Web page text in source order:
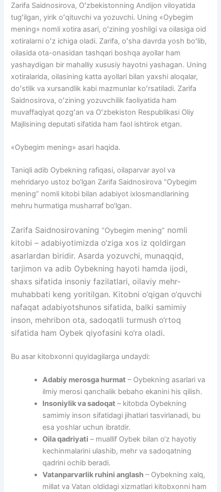
Zarifa Saidnosirova, Oʻzbekistonning Andijon viloyatida
tugʻilgan, yirik oʻqituvchi va yozuvchi. Uning «Oybegim
mening» nomli xotira asari, oʻzining yoshligi va oilasiga oid
xotiralarni oʻz ichiga oladi. Zarifa, oʻsha davrda yosh boʻlib,
oilasida ota-onasidan tashqari boshqa ayollar ham
yashaydigan bir mahalliy xususiy hayotni yashagan. Uning
xotiralarida, oilasining katta ayollari bilan yaxshi aloqalar,
doʻstlik va xursandlik kabi mazmunlar koʻrsatiladi. Zarifa
Saidnosirova, oʻzining yozuvchilik faoliyatida ham
muvaffaqiyat qozgʻan va Oʻzbekiston Respublikasi Oliy
Majlisining deputati sifatida ham faol ishtirok etgan.
«Oybegim mening» asari haqida.
Taniqli adib Oybekning rafiqasi, oilaparvar ayol va
mehridaryo ustoz bo‘lgan Zarifa Saidnosirova “Oybegim
mening” nomli kitobi bilan adabiyot ixlosmandlarining
mehru hurmatiga musharraf bo‘lgan.
Zarifa Saidnosirovaning“Oybegim mening” nomli
kitobi – adabiyotimizda o‘ziga xos iz qoldirgan
asarlardan biridir. Asarda yozuvchi, munaqqid,
tarjimon va adib Oybekning hayoti hamda ijodi,
shaxs sifatida insoniy fazilatlari, oilaviy mehr-
muhabbati keng yoritilgan. Kitobni o‘qigan o‘quvchi
nafaqat adabiyotshunos sifatida, balki samimiy
inson, mehribon ota, sadoqatli turmush o‘rtoq
sifatida ham Oybek qiyofasini ko‘ra oladi.
Bu asar kitobxonni quyidagilarga undaydi:
Adabiy merosga hurmat – Oybekning asarlari va
ilmiy merosi qanchalik bebaho ekanini his qilish.
Insoniylik va sadoqat – kitobda Oybekning
samimiy inson sifatidagi jihatlari tasvirlanadi, bu
esa yoshlar uchun ibratdir.
Oila qadriyati – muallif Oybek bilan o‘z hayotiy
kechinmalarini ulashib, mehr va sadoqatning
qadrini ochib beradi.
Vatanparvarlik ruhini anglash – Oybekning xalq,
millat va Vatan oldidagi xizmatlari kitobxonni ham